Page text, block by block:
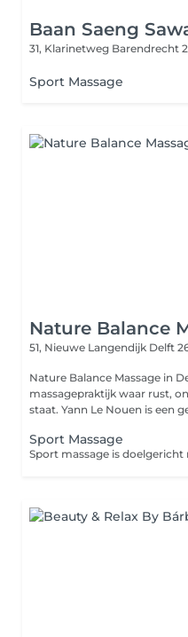
Baan Saeng
31, Klarinetweg Barendrecht
Sport Massage
Nature Balance
51, Nieuwe Langendijk Delft
Nature Balance Massage in
massagepraktijk waar rust,
staat. Yann Le Nouen is
Sport Massage